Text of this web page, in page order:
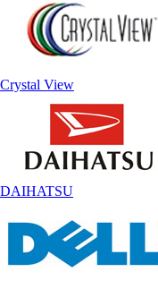
Crystal View
DAIHATSU